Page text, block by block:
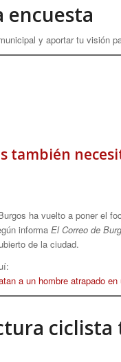
encuesta
y aportar tu visión
también
ha vuelto a poner el
informa El Correo de
de la ciudad.
a un hombre atrapado
ciclista